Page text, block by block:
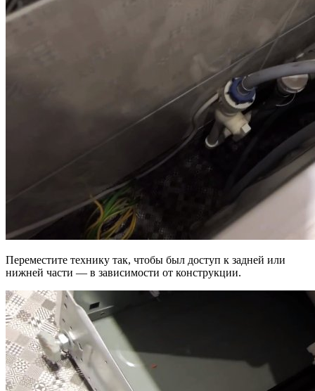
Переместите технику так, чтобы был доступ к задней или
нижней части — в зависимости от конструкции.